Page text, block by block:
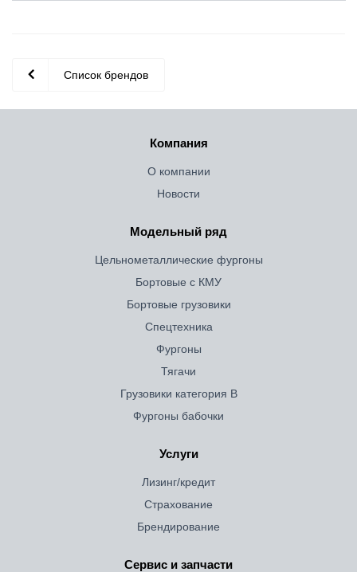
Список брендов
Компания
О компании
Новости
Модельный ряд
Цельнометаллические фургоны
Бортовые с КМУ
Бортовые грузовики
Спецтехника
Фургоны
Тягачи
Грузовики категория B
Фургоны бабочки
Услуги
Лизинг/кредит
Страхование
Брендирование
Сервис и запчасти